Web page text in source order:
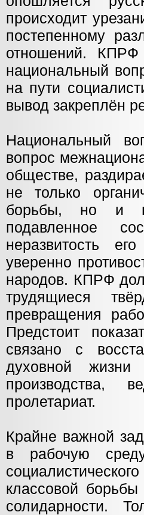
происходит
постепенному
отношений. КПРФ
национальный
на пути
вывод закреплён
Национальный
вопрос
обществе,
не только
борьбы, но и
подавленное
неразвитость
уверенно
народов. КПРФ
трудящиеся
превращения
Предстоит
связано с
духовной
производства,
пролетариат.
Крайне важной
в рабочую
классовой
солидарности.